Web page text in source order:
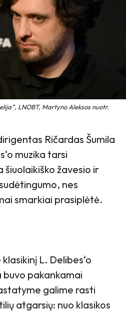
LNOBT, Martyno Aleksos nuotr.
Ričardas Šumila
muzika tarsi
šiuolaikiško žavesio ir
nes
smarkiai prasiplėtė.
L. Delibes‘o
pakankamai
galime rasti
atgarsių: nuo klasikos